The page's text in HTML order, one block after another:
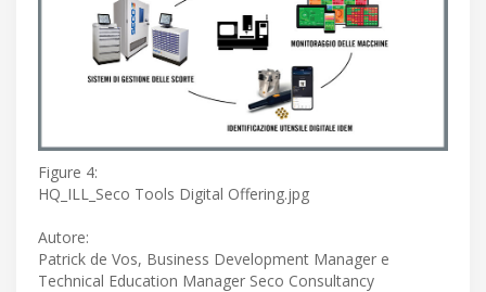
Figure 4:
HQ_ILL_Seco Tools Digital Offering.jpg
Autore:
Patrick de Vos, Business Development Manager e
Technical Education Manager Seco Consultancy